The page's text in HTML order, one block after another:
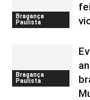
Bragança
Paulista
Bragança
Paulista